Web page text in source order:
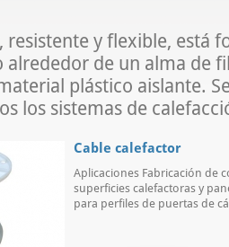
resistente y flexible, está
alrededor de un alma de
plástico aislante.
los sistemas de
Cable calefactor
Aplicaciones Fabricación de
superficies calefactoras y
para perfiles de puertas de